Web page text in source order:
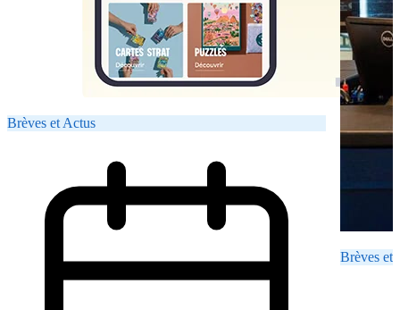
Brèves et Actus
Brèves et